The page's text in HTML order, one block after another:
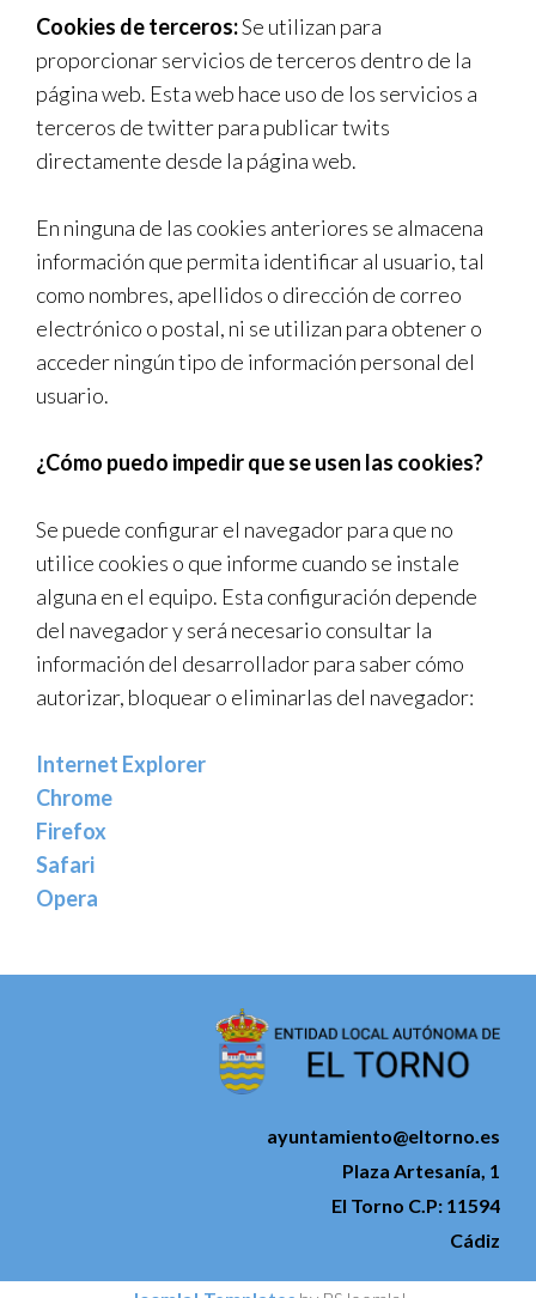
Cookies de terceros:Se utilizan para
proporcionar servicios de terceros dentro de la
página web. Esta web hace uso de los servicios a
terceros de twitter para publicar twits
directamente desde la página web.
En ninguna de las cookies anteriores se almacena
información que permita identificar al usuario, tal
como nombres, apellidos o dirección de correo
electrónico o postal, ni se utilizan para obtener o
acceder ningún tipo de información personal del
usuario.
¿Cómo puedo impedir que se usen las cookies?
Se puede configurar el navegador para que no
utilice cookies o que informe cuando se instale
alguna en el equipo. Esta configuración depende
del navegador y será necesario consultar la
información del desarrollador para saber cómo
autorizar, bloquear o eliminarlas del navegador:
Internet Explorer
Chrome
Firefox
Safari
Opera
ayuntamiento@eltorno.es
Plaza Artesanía, 1
El Torno C.P: 11594
Cádiz